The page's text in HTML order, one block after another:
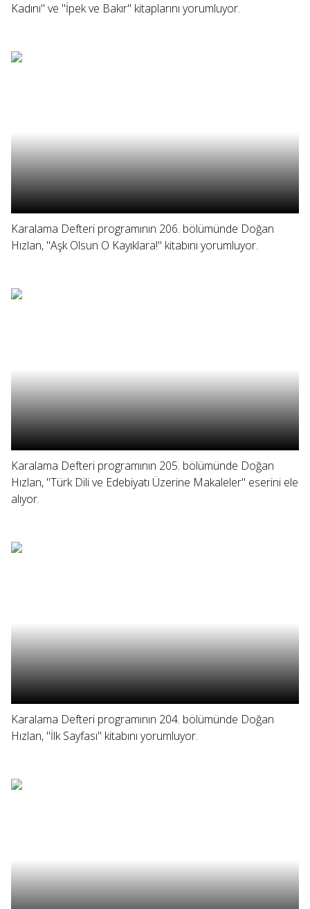
Kadını" ve "İpek ve Bakır" kitaplarını yorumluyor.
Karalama Defteri programının 206. bölümünde Doğan
Hızlan, "Aşk Olsun O Kayıklara!" kitabını yorumluyor.
Karalama Defteri programının 205. bölümünde Doğan
Hızlan, "Türk Dili ve Edebiyatı Üzerine Makaleler" eserini ele
alıyor.
Karalama Defteri programının 204. bölümünde Doğan
Hızlan, "İlk Sayfası" kitabını yorumluyor.